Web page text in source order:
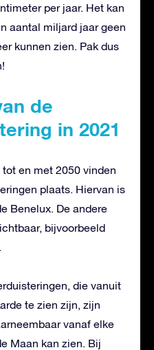
per jaar. Het kan
aantal miljard jaar geen
kunnen zien. Pak dus
de
in 2021
en met 2050 vinden
plaats. Hiervan is
Benelux. De andere
bijvoorbeeld
die vanuit
te zien zijn, zijn
vanaf elke
Maan kan zien. Bij